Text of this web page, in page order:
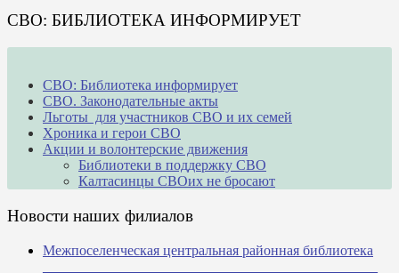
СВО: БИБЛИОТЕКА ИНФОРМИРУЕТ
СВО: Библиотека информирует
СВО. Законодательные акты
Льготы для участников СВО и их семей
Хроника и герои СВО
Акции и волонтерские движения
Библиотеки в поддержку СВО
Калтасинцы СВОих не бросают
Новости наших филиалов
Межпоселенческая центральная районная библиотека